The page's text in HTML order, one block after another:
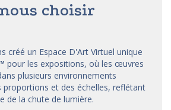
choisir
créé un Espace D'Art Virtuel unique
pour les expositions, où les œuvres
plusieurs environnements
proportions et des échelles, reflétant
de la chute de lumière.